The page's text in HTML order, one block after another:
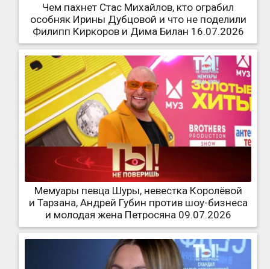
Чем пахнет Стас Михайлов, кто ограбил
особняк Ирины Дубцовой и что не поделили
Филипп Киркоров и Дима Билан 16.07.2026
Мемуары певца Шуры, невестка Королёвой
и Тарзана, Андрей Губин против шоу-бизнеса
и молодая жена Петросяна 09.07.2026